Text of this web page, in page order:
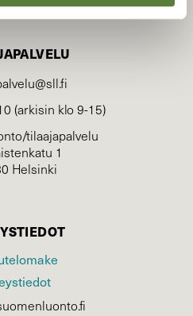
(arkisin klo 9-15)
tilaajapalvelu
1
Helsinki